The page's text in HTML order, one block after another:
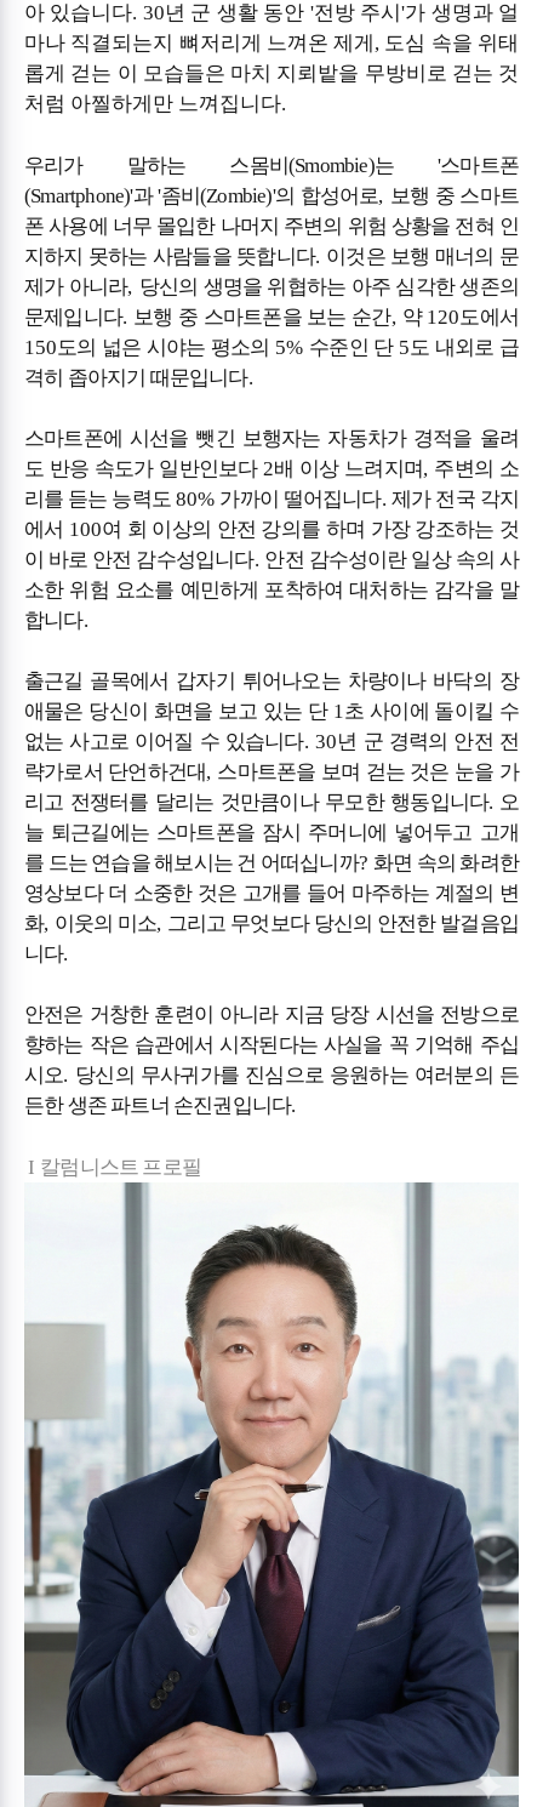
아 있습니다. 30년 군 생활 동안 '전방 주시'가 생명과 얼
마나 직결되는지 뼈저리게 느껴온 제게 , 도심 속을 위태
롭게 걷는 이 모습들은 마치 지뢰밭을 무방비로 걷는 것
처럼 아찔하게만 느껴집니다.
우리가 말하는 스몸비 (Smombie)는 '스마트폰
(Smartphone)'과'좀비 (Zombie)'의 합성어로, 보행 중 스마트
폰 사용에 너무 몰입한 나머지 주변의 위험 상황을 전혀 인
지하지 못하는 사람들을 뜻합니다. 이것은 보행 매너의 문
제가 아니라, 당신의 생명을 위협하는 아주 심각한 생존의
문제입니다. 보행 중 스마트폰을 보는 순간, 약 120도에서
150도의 넓은 시야는 평소의 5% 수준인 단 5도 내외로 급
격히 좁아지기 때문입니다.
스마트폰에 시선을 뺏긴 보행자는 자동차가 경적을 울려
도 반응 속도가 일반인보다2배 이상 느려지며 , 주변의 소
리를 듣는 능력도 80% 가까이 떨어집니다.제가 전국 각지
에서 100여 회 이상의 안전 강의를 하며 가장 강조하는 것
이 바로 안전 감수성입니다. 안전 감수성이란 일상 속의 사
소한 위험 요소를 예민하게 포착하여 대처하는 감각을 말
합니다.
출근길 골목에서 갑자기 튀어나오는 차량이나 바닥의 장
애물은 당신이 화면을 보고 있는 단 1초 사이에 돌이킬 수
없는 사고로 이어질 수 있습니다. 30년 군 경력의 안전 전
략가로서 단언하건대, 스마트폰을 보며 걷는 것은 눈을 가
리고 전쟁터를 달리는 것만큼이나 무모한 행동입니다. 오
늘 퇴근길에는 스마트폰을 잠시 주머니에 넣어두고 고개
를 드는 연습을 해보시는 건 어떠십니까? 화면 속의 화려한
영상보다 더 소중한 것은 고개를 들어 마주하는 계절의 변
화, 이웃의 미소, 그리고 무엇보다 당신의 안전한 발걸음입
니다.
안전은 거창한 훈련이 아니라 지금 당장 시선을 전방으로
향하는 작은 습관에서 시작된다는 사실을 꼭 기억해 주십
시오. 당신의 무사귀가를 진심으로 응원하는 여러분의 든
든한 생존 파트너 손진권입니다.
I 칼럼니스트 프로필